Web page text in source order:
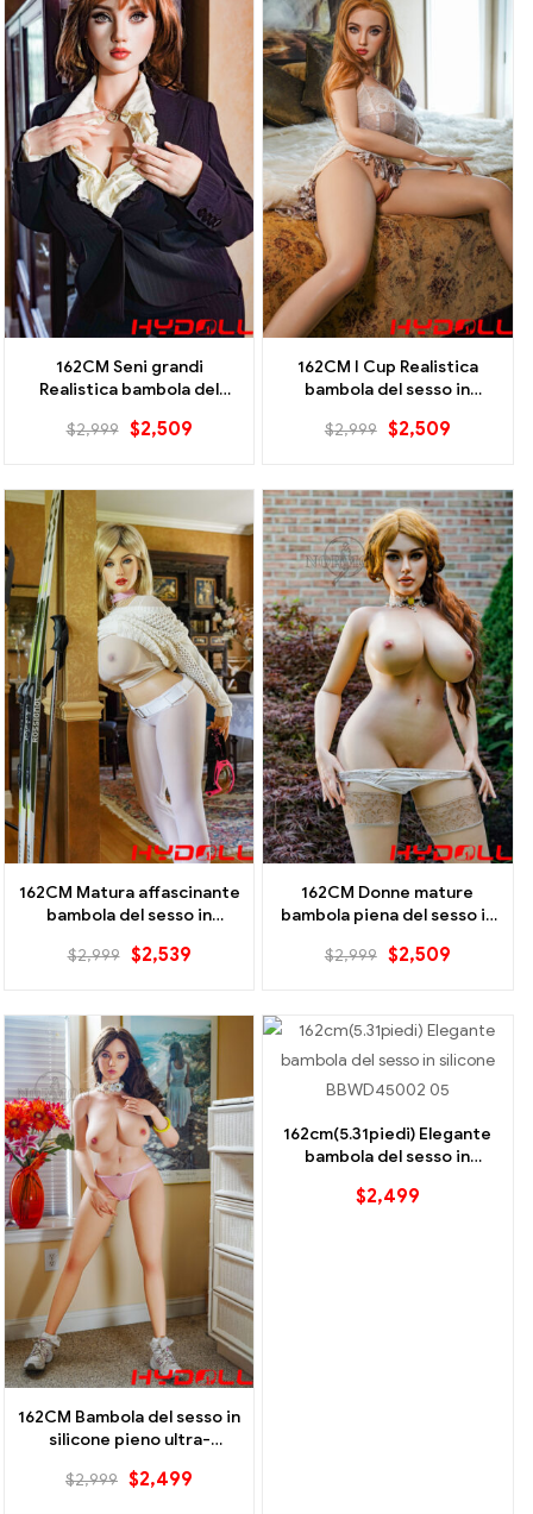
162CM Seni grandi
Realistica bambola del
$2,999 $2,509
162CM I Cup Realistica
bambola del sesso in
$2,999 $2,509
162CM Matura affascinante
bambola del sesso in
$2,999 $2,539
162CM Donne mature
bambola piena del sesso in
$2,999 $2,509
162CM Bambola del sesso in
silicone pieno ultra-
$2,999 $2,499
162cm(5.31piedi) Elegante
bambola del sesso in
$2,499